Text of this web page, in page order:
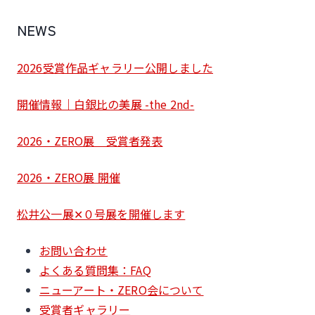
シ
ョ
NEWS
2026受賞作品ギャラリー公開しました
開催情報｜白銀比の美展 -the 2nd-
2026・ZERO展 受賞者発表
2026・ZERO展 開催
松井公一展✕０号展を開催します
お問い合わせ
よくある質問集：FAQ
ニューアート・ZERO会について
受賞者ギャラリー